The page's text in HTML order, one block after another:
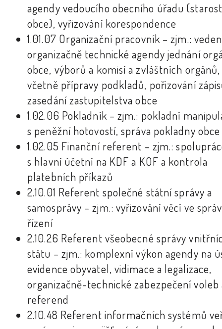
agendy vedoucího obecního úřadu
obce), vyřizování korespondence
1.01.07 Organizační pracovník – zjm.:
organizačně technické agendy jednání
obce, výborů a komisí a zvláštních orgánů,
včetně přípravy podkladů, pořizování
zasedání zastupitelstva obce
1.02.06 Pokladník – zjm.: pokladní
s peněžní hotovostí, správa pokladny obce
1.02.05 Finanční referent – zjm.:
s hlavní účetní na KDF a KOF a kontrola
platebních příkazů
2.10.01 Referent společné státní správy a
samosprávy – zjm.: vyřizování věcí ve
řízení
2.10.26 Referent všeobecné správy
státu – zjm.: komplexní výkon agendy na
evidence obyvatel, vidimace a legalizace,
organizačně-technické zabezpečení voleb
referend
2.10.48 Referent informačních systémů